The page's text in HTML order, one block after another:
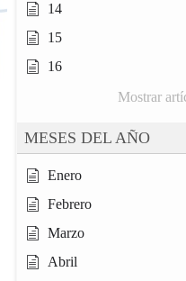
14
15
16
Mostrar
MESES DEL AÑO
Enero
Febrero
Marzo
Abril